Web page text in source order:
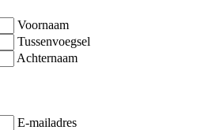
Voornaam
Tussenvoegsel
Achternaam
E-mailadres